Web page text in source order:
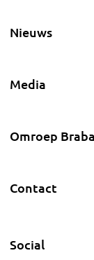
Nieuws
Media
Omroep
Contact
Social